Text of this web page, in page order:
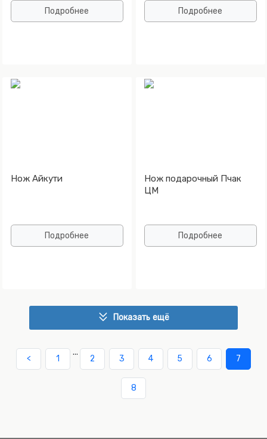
Подробнее Подробнее
Нож Айкути
Подробнее
Нож подарочный Пчак
ЦМ
Подробнее
Показать ещё
< 1
...
2 3 4 5 6 7
8